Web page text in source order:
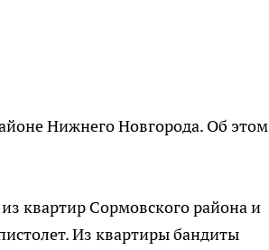
Нижнего Новгорода. Об этом
квартир Сормовского района и
Из квартиры бандиты